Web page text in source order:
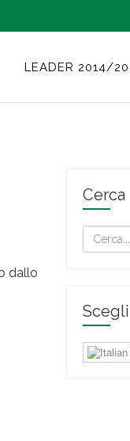
LEADER 2014/
dallo
Cerca